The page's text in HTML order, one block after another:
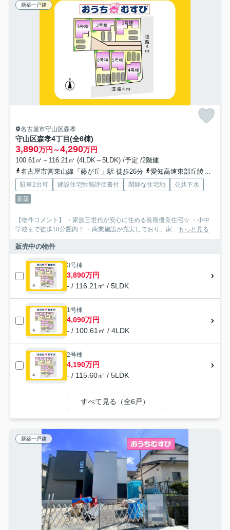
新築一戸建
名古屋市守山区森孝
守山区森孝4丁目(全6棟)
3,890万円～4,290万円
100.61㎡～116.21㎡ (4LDK～5LDK) /予定 /2階建
名古屋市営東山線「藤が丘」駅 徒歩26分
愛知高速東部丘陵線「藤が丘」駅 徒歩26分
駐車2台可 建設住宅性能評価書付 閑静な住宅地
公共下水
新築
【物件コメント】 ・家族三世代が安心に住める長期優良住宅☆ ・小中
学校まで徒歩10分圏内！ ・商業施設が充実しており、家... もっと見る
販売中の物件
3号棟
3,890万円
- / 116.21㎡ / 5LDK
1号棟
4,090万円
- / 100.61㎡ / 4LDK
2号棟
4,190万円
- / 115.60㎡ / 5LDK
すべて見る（全6戸）
新築一戸建